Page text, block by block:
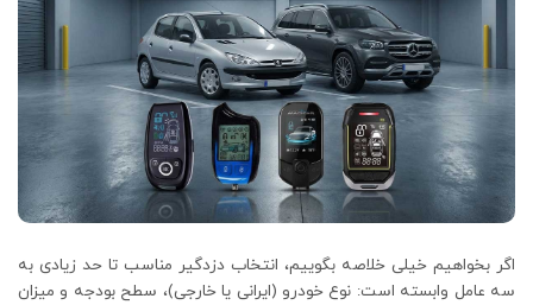
اگر بخواهیم خیلی خلاصه بگوییم، انتخاب دزدگیر مناسب تا حد زیادی به
سه عامل وابسته است: نوع خودرو (ایرانی یا خارجی)، سطح بودجه و میزان